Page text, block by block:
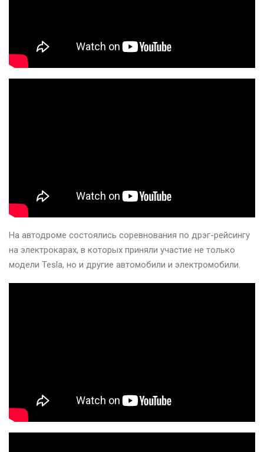
На автодроме состоялись соревнования по дрэг-рейсингу
на электрокарах, в которых приняли участие не только
модели Tesla, но и другие автомобили и электромобили.